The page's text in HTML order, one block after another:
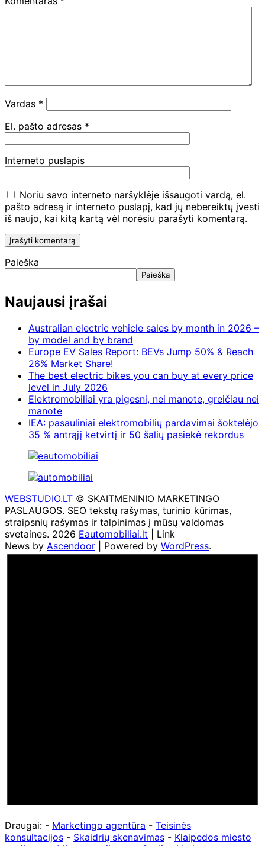
Vardas *
El. pašto adresas *
Interneto puslapis
Noriu savo interneto naršyklėje išsaugoti vardą, el.
pašto adresą ir interneto puslapį, kad jų nebereiktų įvesti
iš naujo, kai kitą kartą vėl norėsiu parašyti komentarą.
Paieška
Paieška
Naujausi įrašai
Australian electric vehicle sales by month in 2026 –
by model and by brand
Europe EV Sales Report: BEVs Jump 50% & Reach
26% Market Share!
The best electric bikes you can buy at every price
level in July 2026
Elektromobiliai yra pigesni, nei manote, greičiau nei
manote
IEA: pasauliniai elektromobilių pardavimai šoktelėjo
35 % antrąjį ketvirtį ir 50 šalių pasiekė rekordus
WEBSTUDIO.LT © SKAITMENINIO MARKETINGO
PASLAUGOS. SEO tekstų rašymas, turinio kūrimas,
straipsnių rašymas ir talpinimas į mūsų valdomas
svetaines. 2026 Eautomobiliai.lt | Link
News by Ascendoor | Powered by WordPress.
Draugai: - Marketingo agentūra - Teisinės
konsultacijos - Skaidrių skenavimas - Klaipedos miesto